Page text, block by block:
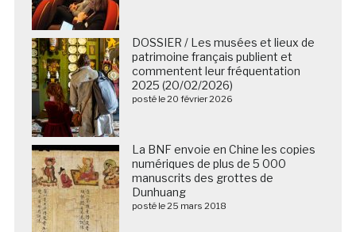
DOSSIER / Les musées et lieux de
patrimoine français publient et
commentent leur fréquentation
2025 (20/02/2026)
posté le 20 février 2026
La BNF envoie en Chine les copies
numériques de plus de 5 000
manuscrits des grottes de
Dunhuang
posté le 25 mars 2018